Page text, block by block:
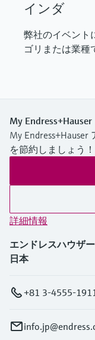
インダ
弊社のイベント
ゴリまたは業種
My Endress+Hauser
My
を節約しましょう！
詳細情報
エンドレスハウザ
日本
+81 3-4555-